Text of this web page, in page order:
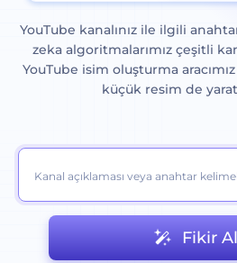
YouTube kanalınız ile ilgili
zeka algoritmalarımız çeşitli
YouTube isim oluşturma
küçük resim de
Fikir